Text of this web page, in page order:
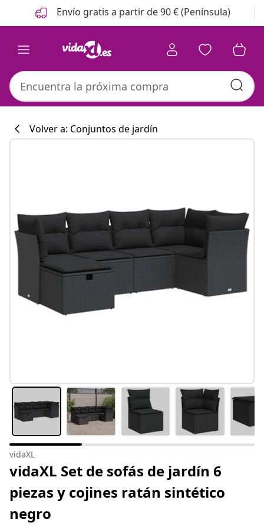
Anterior
Siguiente Envío gratis a partir de 90 € (Península)
#sharemevidaxl
Volver a: Conjuntos de jardín
vidaXL
vidaXL Set de sofás de jardín 6
piezas y cojines ratán sintético
negro